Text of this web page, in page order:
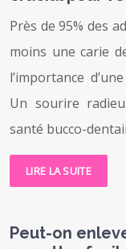
Près de 95% des
moins une carie
l’importance
Un sourire
santé bucco-
LIRE LA SUITE
Peut-on